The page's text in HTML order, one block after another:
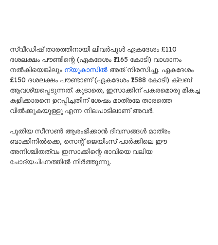
സ്വീഡിഷ് താരത്തിനായി ലിവർപൂൾ ഏകദേശം £110
ദശലക്ഷം പൗണ്ടിന്റെ (ഏകദേശം ₹1165 കോടി) വാഗ്ദാനം
നൽകിയെങ്കിലും ന്യൂകാസിൽ അത് നിരസിച്ചു. ഏകദേശം
£150 ദശലക്ഷം പൗണ്ടാണ് (ഏകദേശം ₹1588 കോടി) ക്ലബ്
ആവശ്യപ്പെടുന്നത്. കൂടാതെ, ഇസാക്കിന് പകരമൊരു മികച്ച
കളിക്കാരനെ ഉറപ്പിച്ചതിന് ശേഷം മാത്രമേ താരത്തെ
വിൽക്കുകയുള്ളൂ എന്ന നിലപാടിലാണ് അവർ.
പുതിയ സീസൺ ആരംഭിക്കാൻ ദിവസങ്ങൾ മാത്രം
ബാക്കിനിൽക്കെ, സെന്റ് ജെയിംസ് പാർക്കിലെ ഈ
അനിശ്ചിതത്വം ഇസാക്കിന്റെ ഭാവിയെ വലിയ
ചോദ്യചിഹ്നത്തിൽ നിർത്തുന്നു.